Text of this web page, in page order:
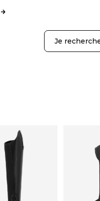
Suivant
Recherche
Je